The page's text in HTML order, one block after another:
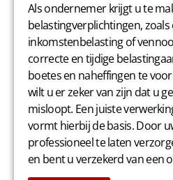
Als ondernemer krijgt u te
belastingverplichtingen,
inkomstenbelasting of
correcte en tijdige
boetes en naheffingen te
wilt u er zeker van zijn dat u
misloopt. Een juiste
vormt hierbij de basis. Door
professioneel te laten
en bent u verzekerd van een